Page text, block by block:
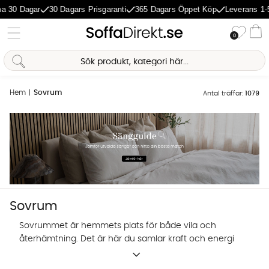
30 Dagars Prisgaranti 365 Dagars Öppet Köp Leverans 1-5 Dagar
0
Hem Sovrum Antal träffar: 1079
Sovrum
Sovrummet är hemmets plats för både vila och
återhämtning. Det är här du samlar kraft och energi
inför morgondagen. Därför tycker vi att sovrummet